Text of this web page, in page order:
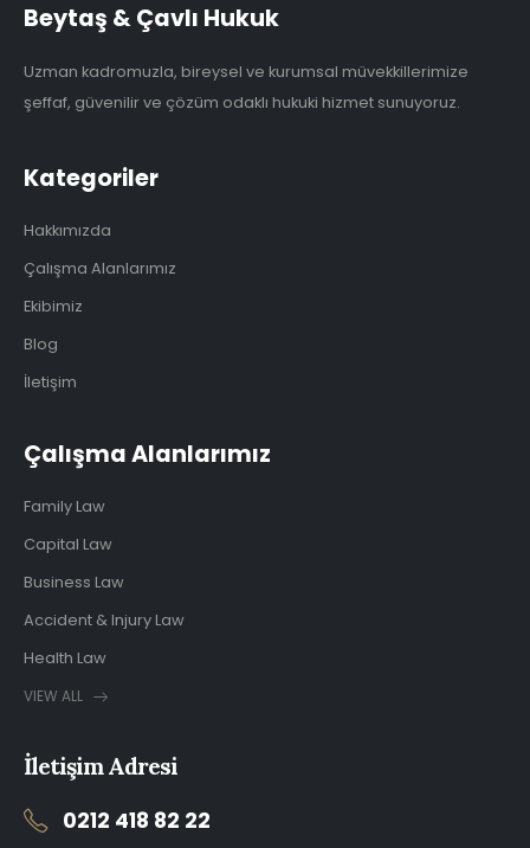
Beytaş & Çavlı Hukuk
Uzman kadromuzla, bireysel ve kurumsal müvekkillerimize
şeffaf, güvenilir ve çözüm odaklı hukuki hizmet sunuyoruz.
Kategoriler
Hakkımızda
Çalışma Alanlarımız
Ekibimiz
Blog
İletişim
Çalışma Alanlarımız
Family Law
Capital Law
Business Law
Accident & Injury Law
Health Law
VIEW ALL
İletişim Adresi
0212 418 82 22